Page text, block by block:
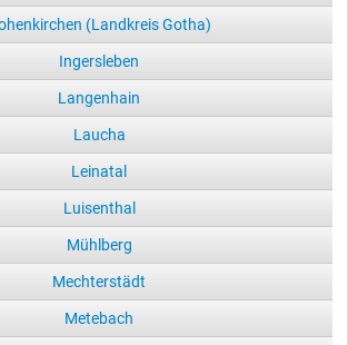
(Landkreis Gotha)
Ingersleben
Langenhain
Laucha
Leinatal
Luisenthal
Mühlberg
Mechterstädt
Metebach